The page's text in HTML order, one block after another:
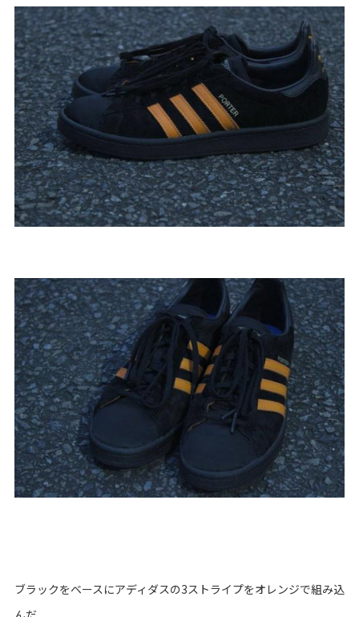
ブラックをベースにアディダスの3ストライプをオレンジで組み込